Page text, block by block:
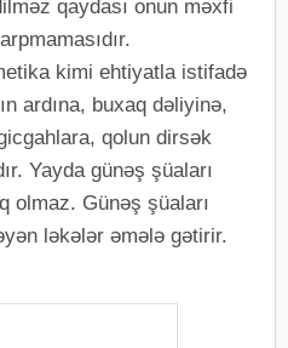
qaydası onun məxfi
kimi ehtiyatla istifadə
ardına, buxaq dəliyinə,
qolun dirsək
Yayda günəş şüaları
olmaz. Günəş şüaları
ləkələr əmələ gətirir.